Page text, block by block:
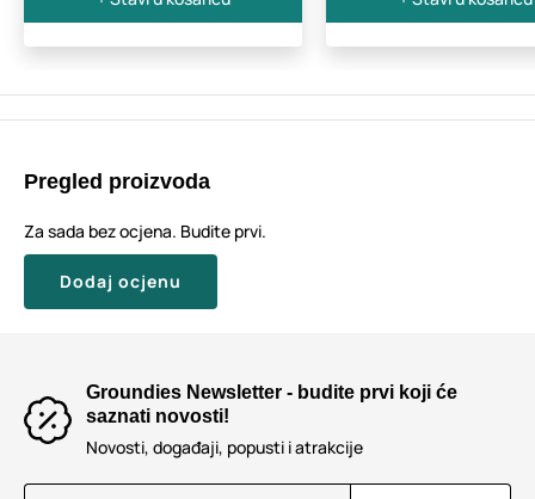
Pregled proizvoda
Za sada bez ocjena. Budite prvi.
Dodaj ocjenu
Groundies Newsletter - budite prvi koji će
saznati novosti!
Novosti, događaji, popusti i atrakcije